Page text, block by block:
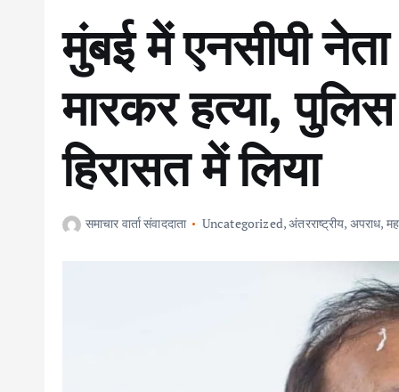
मुंबई में एनसीपी नेता
मारकर हत्या,
हिरासत में लिया
समाचार वार्ता संवाददाता Uncategorized,अंतरराष्ट्रीय, अपराध,